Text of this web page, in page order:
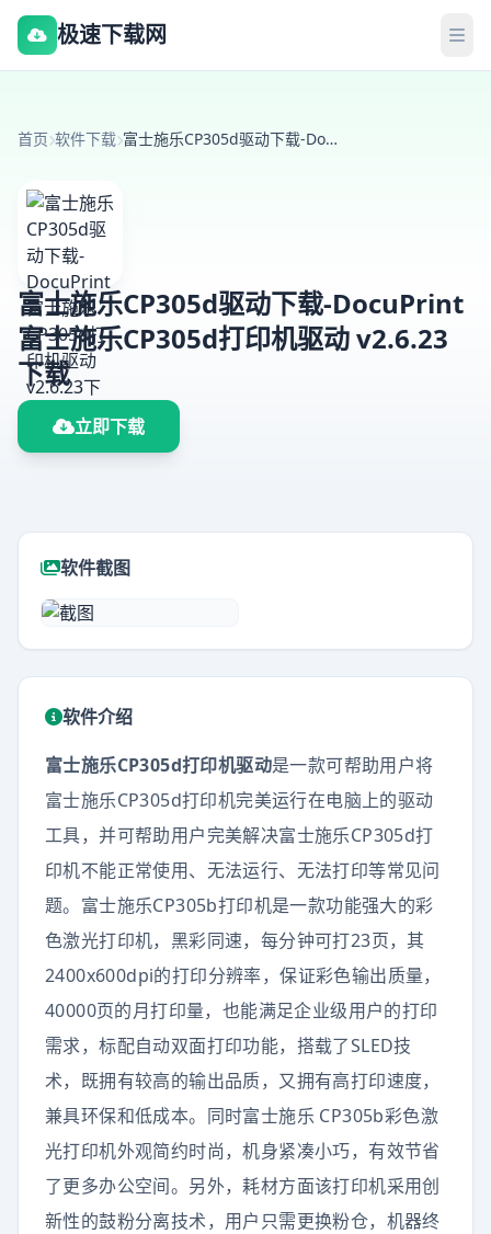
极速下载网
首页 软件下载 富士施乐CP305d驱动下载-DocuPrint富士施乐CP305d打印机驱动 v2.6.23下载
富士施乐CP305d驱动下载-DocuPrint
富士施乐CP305d打印机驱动 v2.6.23
下载
立即下载
软件截图
软件介绍
富士施乐CP305d打印机驱动是一款可帮助用户将
富士施乐CP305d打印机完美运行在电脑上的驱动
工具，并可帮助用户完美解决富士施乐CP305d打
印机不能正常使用、无法运行、无法打印等常见问
题。富士施乐CP305b打印机是一款功能强大的彩
色激光打印机，黑彩同速，每分钟可打23页，其
2400x600dpi的打印分辨率，保证彩色输出质量，
40000页的月打印量，也能满足企业级用户的打印
需求，标配自动双面打印功能，搭载了SLED技
术，既拥有较高的输出品质，又拥有高打印速度，
兼具环保和低成本。同时富士施乐 CP305b彩色激
光打印机外观简约时尚，机身紧凑小巧，有效节省
了更多办公空间。另外，耗材方面该打印机采用创
新性的鼓粉分离技术，用户只需更换粉仓，机器终